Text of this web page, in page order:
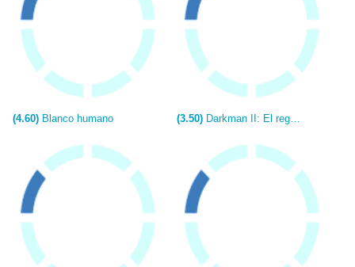
(4.60) Blanco humano (3.50) Darkman II: El regreso de Durant